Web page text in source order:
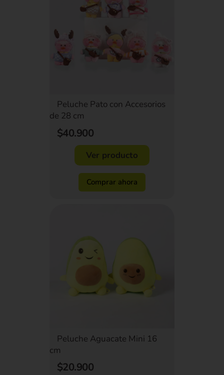
Peluche Pato con Accesorios
de 28 cm
$40.900
Ver producto
Comprar ahora
Peluche Aguacate Mini 16
cm
$20.900